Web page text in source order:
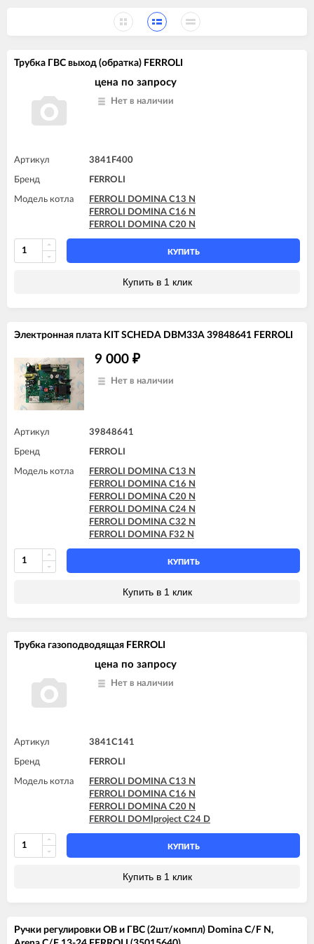
Трубка ГВС выход (обратка) FERROLI
цена по запросу
Нет в наличии
Артикул 3841F400
Бренд FERROLI
Модель котла
FERROLI DOMINA C13 N
FERROLI DOMINA C16 N
FERROLI DOMINA C20 N
КУПИТЬ
Купить в 1 клик
Электронная плата KIT SCHEDA DBM33A 39848641 FERROLI
9 000 ₽
Нет в наличии
Артикул 39848641
Бренд FERROLI
Модель котла
FERROLI DOMINA C13 N
FERROLI DOMINA C16 N
FERROLI DOMINA C20 N
FERROLI DOMINA C24 N
FERROLI DOMINA C32 N
FERROLI DOMINA F32 N
КУПИТЬ
Купить в 1 клик
Трубка газоподводящая FERROLI
цена по запросу
Нет в наличии
Артикул 3841C141
Бренд FERROLI
Модель котла
FERROLI DOMINA C13 N
FERROLI DOMINA C16 N
FERROLI DOMINA C20 N
FERROLI DOMIproject C24 D
КУПИТЬ
Купить в 1 клик
Ручки регулировки ОВ и ГВС (2шт/компл) Domina C/F N,